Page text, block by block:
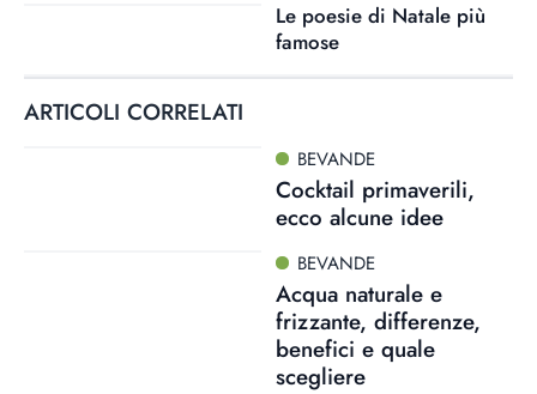
Le poesie di Natale più
famose
ARTICOLI CORRELATI
BEVANDE
Cocktail primaverili,
ecco alcune idee
BEVANDE
Acqua naturale e
frizzante, differenze,
benefici e quale
scegliere